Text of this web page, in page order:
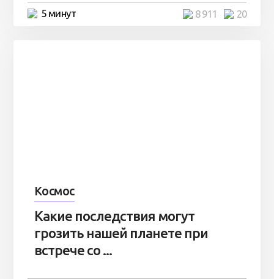
5 минут 20
8 911
Космос
Какие последствия могут
грозить нашей планете при
встрече со ...